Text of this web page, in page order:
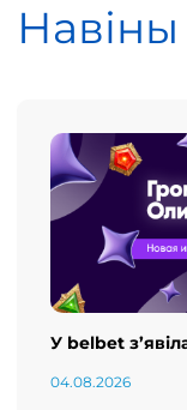
Навіны
У belbet
04.08.2026